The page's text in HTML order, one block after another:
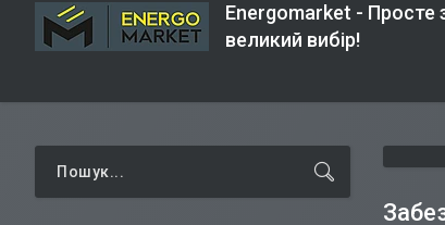
Energomarket - Просте
великий вибір!